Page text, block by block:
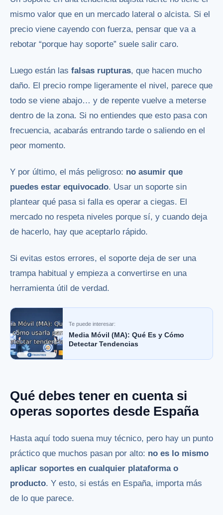
mismo valor que en un mercado lateral o alcista. Si el
precio viene cayendo con fuerza, pensar que va a
rebotar “porque hay soporte” suele salir caro.
Luego están las falsas rupturas, que hacen mucho
daño. El precio rompe ligeramente el nivel, parece que
todo se viene abajo… y de repente vuelve a meterse
dentro de la zona. Si no entiendes que esto pasa con
frecuencia, acabarás entrando tarde o saliendo en el
peor momento.
Y por último, el más peligroso: no asumir que
puedes estar equivocado. Usar un soporte sin
plantear qué pasa si falla es operar a ciegas. El
mercado no respeta niveles porque sí, y cuando deja
de hacerlo, hay que aceptarlo rápido.
Si evitas estos errores, el soporte deja de ser una
trampa habitual y empieza a convertirse en una
herramienta útil de verdad.
Te puede interesar:
Media Móvil (MA): Qué Es y Cómo
Detectar Tendencias
Qué debes tener en cuenta si
operas soportes desde España
Hasta aquí todo suena muy técnico, pero hay un punto
práctico que muchos pasan por alto: no es lo mismo
aplicar soportes en cualquier plataforma o
producto. Y esto, si estás en España, importa más
de lo que parece.